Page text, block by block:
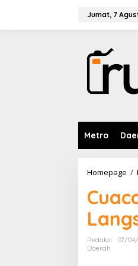
Jumat, 7
Metro
Homepage /
Redaksi
07/
Daerah